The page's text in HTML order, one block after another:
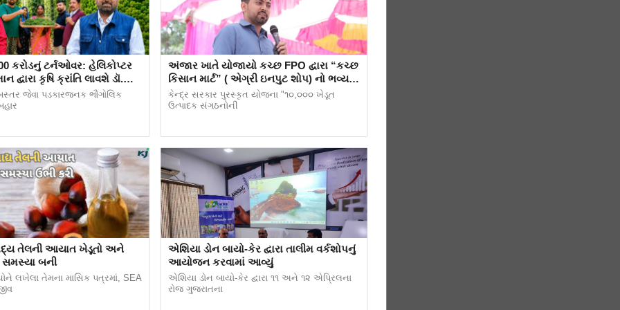
મળશે. કારેલાના બીજની કિંમત વિશે વાત કરીએ
કોર્પોરેશનની વેબસાઇટ પર 43 ટકાના ડિસ્કાઉન્ટ
કરોડનું ટર્નઓવર: હેલિકોપ્ટર
દ્વારા કૃષિ ક્રાંતિ લાવશે ડૉ.
જેવા પડકારજનક ભૌગોલિક
તેલની આયાત ખેડૂતો અને
સમસ્યા બની
લખેલા તેમના માસિક પત્રમાં, SEA
અંજાર ખાતે યોજાયો કચ્છ FPO દ્વારા “કચ્છ
કિસાન માર્ટ” ( એગ્રી ઇનપુટ શોપ) નો ભવ્ય
ઉદ્ઘાટન સમારોહ
કેન્દ્ર સરકાર પુરસ્કૃત યોજના "૧૦,૦૦૦ ખેડૂત
ઉત્પાદક સંગઠનોની
એશિયા ડોન બાયો-કેર દ્વારા તાલીમ વર્કશોપનું
આયોજન કરવામાં આવ્યું
એશિયા ડોન બાયો-કેર દ્વારા ૧૧ અને ૧૨ એપ્રિલના
રોજ ગુજરાતના